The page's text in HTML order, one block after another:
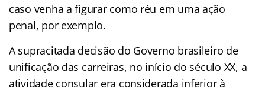
caso venha a figurar como réu em uma ação
penal, por exemplo.
A supracitada decisão do Governo brasileiro de
unificação das carreiras, no início do século XX, a
atividade consular era considerada inferior à